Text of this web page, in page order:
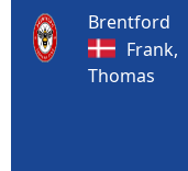
Brentford
Frank,
Thomas